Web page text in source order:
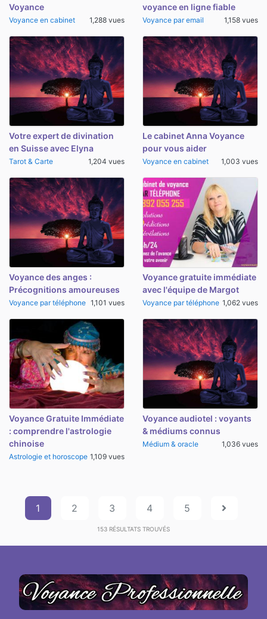
Voyance
Voyance en cabinet 1,288 vues
voyance en ligne fiable
Voyance par email 1,158 vues
Votre expert de divination
en Suisse avec Elyna
Tarot & Carte 1,204 vues
Le cabinet Anna Voyance
pour vous aider
Voyance en cabinet 1,003 vues
Voyance des anges :
Précognitions amoureuses
Voyance par téléphone 1,101 vues
Voyance gratuite immédiate
avec l'équipe de Margot
Voyance par téléphone 1,062 vues
Voyance Gratuite Immédiate
: comprendre l'astrologie
chinoise
Astrologie et horoscope 1,109 vues
Voyance audiotel : voyants
& médiums connus
Médium & oracle 1,036 vues
1 2 3 4 5
153 RÉSULTATS TROUVÉS